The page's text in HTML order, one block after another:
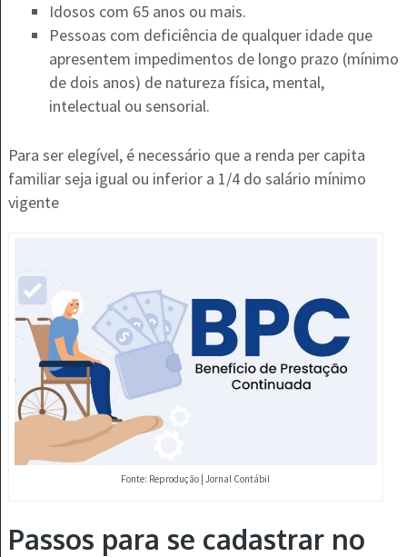
Idosos com 65 anos ou mais.
Pessoas com deficiência de qualquer idade que
apresentem impedimentos de longo prazo (mínimo
de dois anos) de natureza física, mental,
intelectual ou sensorial.
Para ser elegível, é necessário que a renda per capita
familiar seja igual ou inferior a 1/4 do salário mínimo
vigente
Fonte: Reprodução | Jornal Contábil
Passos para se cadastrar no